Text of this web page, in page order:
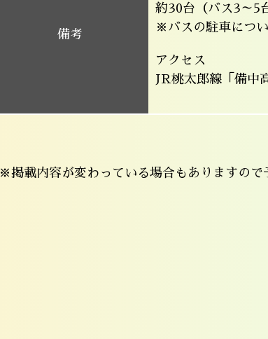
備考
約30台（バス3～5
※バスの駐車につ
アクセス
JR桃太郎線「備中
※掲載内容が変わっている場合もありますので